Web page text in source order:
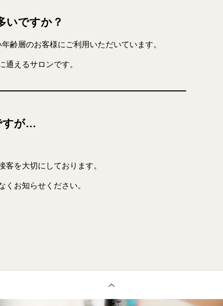
いですか？
齢層のお客様にご利用いただいています。
通えるサロンです。
すが…
を大切にしております。
くお知らせください。